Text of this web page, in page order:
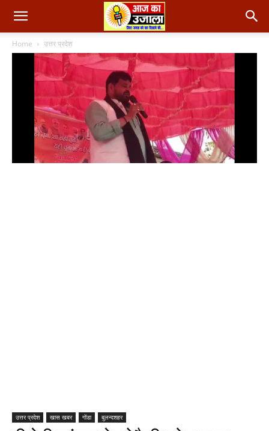
Home उत्तर प्रदेश
उत्तर प्रदेश खास खबर गोंडा बुलन्दशहर